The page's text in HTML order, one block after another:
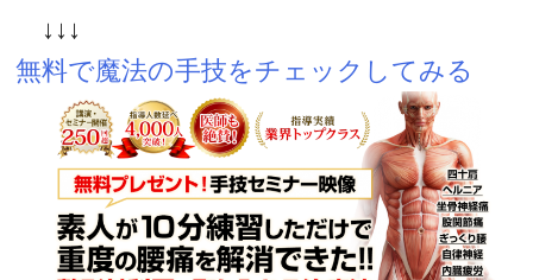
↓↓↓
無料で魔法の手技をチェックしてみる